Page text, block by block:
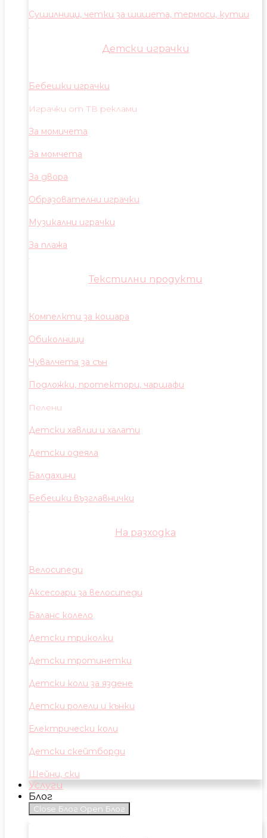
Сушилници, четки за шишета, термоси, кутии
Детски играчки
Бебешки играчки
Играчки от ТВ реклами
За момичета
За момчета
За двора
Образователни играчки
Музикални играчки
За плажа
Текстилни продукти
Компелкти за кошара
Обиколници
Чувалчета за сън
Подложки, протектори, чаршафи
Пелени
Детски хавлии и халати
Детски одеяла
Балдахини
Бебешки възглавнички
На разходка
Велосипеди
Аксесоари за велосипеди
Баланс колело
Детски триколки
Детски тротинетки
Детски коли за яздене
Детски ролели и кънки
Електрически коли
Детски скейтборди
Шейни, ски
Услуги
Блог
Close Блог Open Блог